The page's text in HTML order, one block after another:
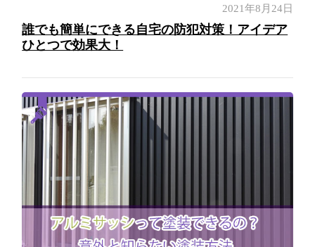
2021年8月24日
誰でも簡単にできる自宅の防犯対策！アイデア
ひとつで効果大！